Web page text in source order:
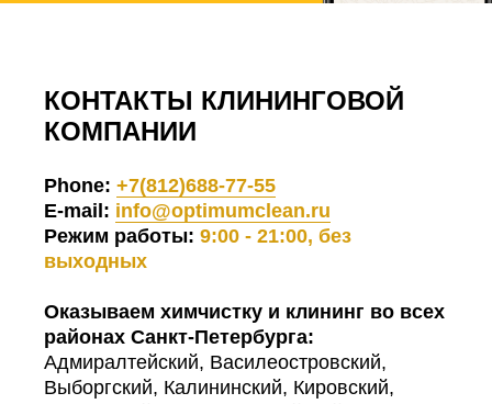
КОНТАКТЫ КЛИНИНГОВОЙ
КОМПАНИИ
Phone: +7(812)688-77-55
E-mail: info@optimumclean.ru
Режим работы: 9:00 - 21:00, без
выходных
Оказываем химчистку и клининг во всех
районах Санкт-Петербурга:
Адмиралтейский, Василеостровский,
Выборгский, Калининский, Кировский,